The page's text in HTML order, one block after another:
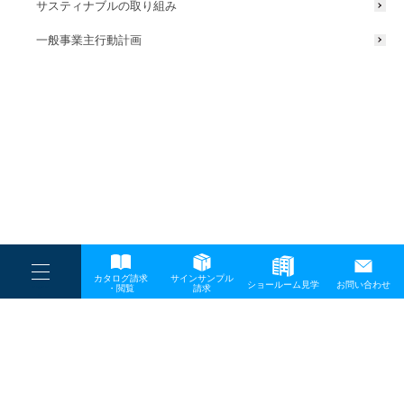
----
----
-
カタログ請求
・閲覧
サインサンプル
請求
ショールーム見学 お問い合わせ
サスティナブルの取り組み
一般事業主行動計画